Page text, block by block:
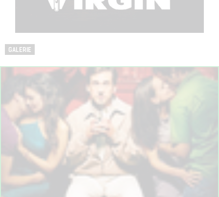
GALERIE